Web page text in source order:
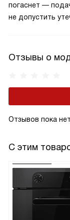
погаснет —
не допустить
Отзывы о
Отзывов пока
С этим